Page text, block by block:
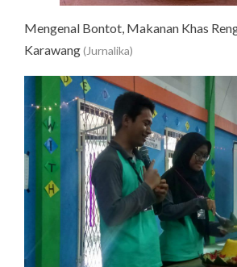
Mengenal Bontot, Makanan Khas
Karawang(Jurnalika)